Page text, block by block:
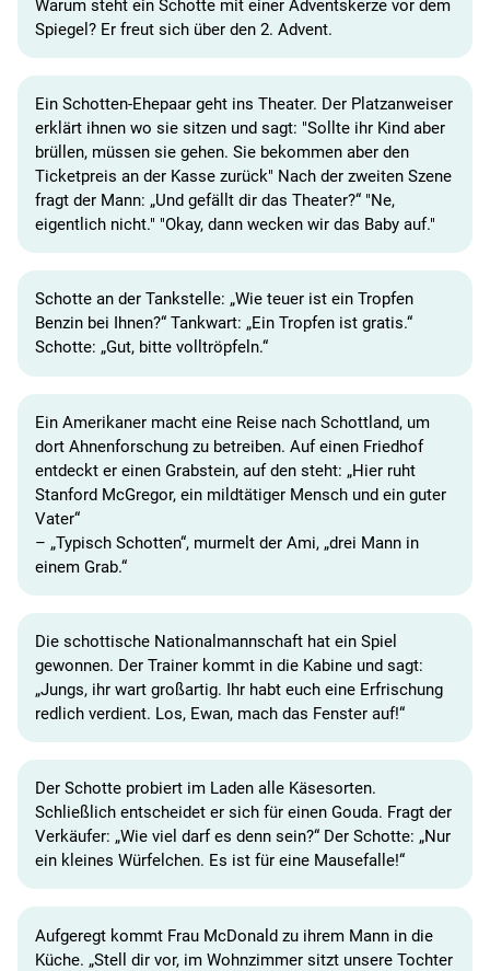
Warum steht ein Schotte mit einer Adventskerze vor dem
Spiegel? Er freut sich über den 2. Advent.
Ein Schotten-Ehepaar geht ins Theater. Der Platzanweiser
erklärt ihnen wo sie sitzen und sagt: "Sollte ihr Kind aber
brüllen, müssen sie gehen. Sie bekommen aber den
Ticketpreis an der Kasse zurück" Nach der zweiten Szene
fragt der Mann: „Und gefällt dir das Theater?“ "Ne,
eigentlich nicht." "Okay, dann wecken wir das Baby auf."
Schotte an der Tankstelle: „Wie teuer ist ein Tropfen
Benzin bei Ihnen?“ Tankwart: „Ein Tropfen ist gratis.“
Schotte: „Gut, bitte volltröpfeln.“
Ein Amerikaner macht eine Reise nach Schottland, um
dort Ahnenforschung zu betreiben. Auf einen Friedhof
entdeckt er einen Grabstein, auf den steht: „Hier ruht
Stanford McGregor, ein mildtätiger Mensch und ein guter
Vater“
– „Typisch Schotten“, murmelt der Ami, „drei Mann in
einem Grab.“
Die schottische Nationalmannschaft hat ein Spiel
gewonnen. Der Trainer kommt in die Kabine und sagt:
„Jungs, ihr wart großartig. Ihr habt euch eine Erfrischung
redlich verdient. Los, Ewan, mach das Fenster auf!“
Der Schotte probiert im Laden alle Käsesorten.
Schließlich entscheidet er sich für einen Gouda. Fragt der
Verkäufer: „Wie viel darf es denn sein?“ Der Schotte: „Nur
ein kleines Würfelchen. Es ist für eine Mausefalle!“
Aufgeregt kommt Frau McDonald zu ihrem Mann in die
Küche. „Stell dir vor, im Wohnzimmer sitzt unsere Tochter